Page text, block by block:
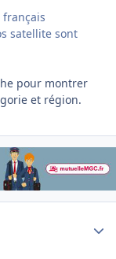
satellite sont
pour montrer
et région.